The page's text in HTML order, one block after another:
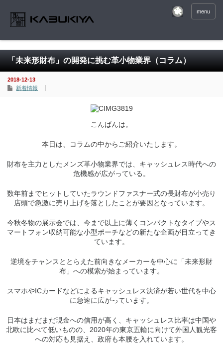
menu
「未来形財布」の開発に挑む革小物業界（コラム）
2018-12-13
新着情報
こんばんは。
本日は、コラムの中からご紹介いたします。
財布を主力としたメンズ革小物業界では、キャッシュレス時代への
危機感が広がっている。
数年前までヒットしていたラウンドファスナー式の長財布が小売り
店頭で急激に売り上げを落としたことが要因となっています。
今秋冬物の展示会では、今まで以上に薄くコンパクトなタイプやス
マートフォン収納可能な小型ポーチなどの新たな企画が目立ってき
ています。
逆境をチャンスととらえた前向きなメーカーを中心に「未来形財
布」への模索が始まっています。
スマホやICカードなどによるキャッシュレス決済が若い世代を中心
に急速に広がっています。
日本はまだまだ現金への信用が高く、キャッシュレス比率は中国や
北欧に比べて低いものの、2020年の東京五輪に向けて外国人観光客
への対応も見据え、政府も本腰を入れています。